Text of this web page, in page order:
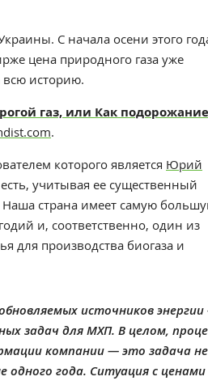
С начала осени этого
цена природного газа уже
всю историю.
газ, или Как подорожание
.
которого является Юрий
учитывая ее существенный
Наша страна имеет самую
и, соответственно, один из
для производства биогаза и
источников
задач для МХП. В целом,
компании — это задача не
одного года. Ситуация с